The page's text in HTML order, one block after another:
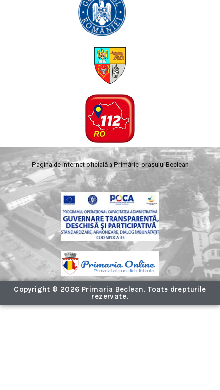
Pagina de internet oficială a Primăriei orașului Beclean
Copyright © 2026 Primaria Beclean. Toate drepturile
rezervate.